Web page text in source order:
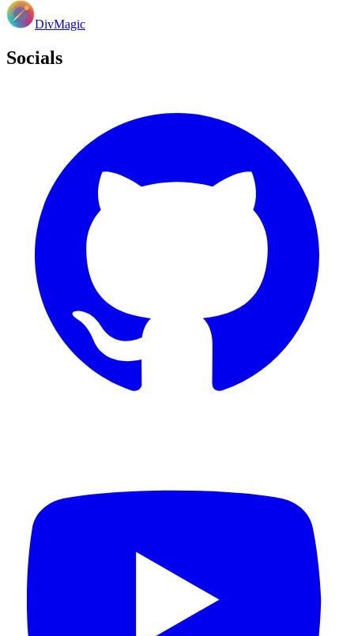
DivMagic
Socials